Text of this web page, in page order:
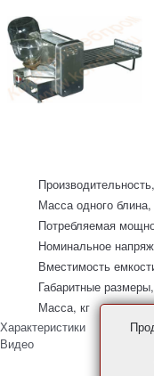
Масса одного блина,
Потребляемая
Номинальное
Вместимость
Габаритные
Масса, кг
Характеристики
Видео